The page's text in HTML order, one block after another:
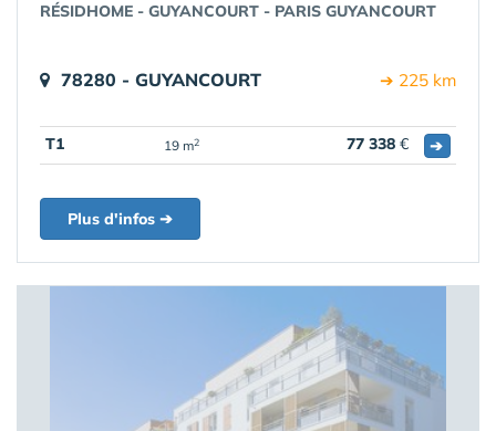
RÉSIDHOME - GUYANCOURT - PARIS GUYANCOURT
78280 - GUYANCOURT ➔ 225 km
T1 19 m2 77 338 € ➔
Plus d'infos ➔